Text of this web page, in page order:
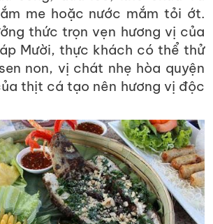
me hoặc nước mắm tỏi ớt.
thức trọn vẹn hương vị của
Mười, thực khách có thể thử
non, vị chát nhẹ hòa quyện
thịt cá tạo nên hương vị độc